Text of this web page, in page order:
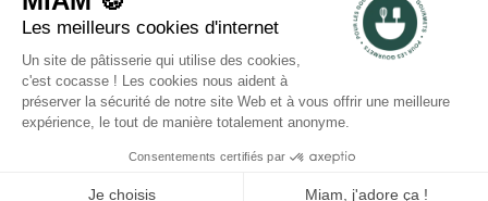
Il n'y a pas encore d'avis pour ce produit.